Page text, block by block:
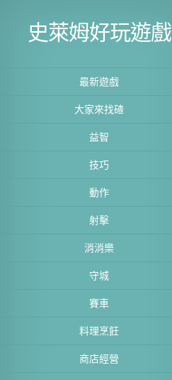
史萊姆好玩遊戲
最新遊戲
大家來找碴
益智
技巧
動作
射擊
消消樂
守城
賽車
料理烹飪
商店經營